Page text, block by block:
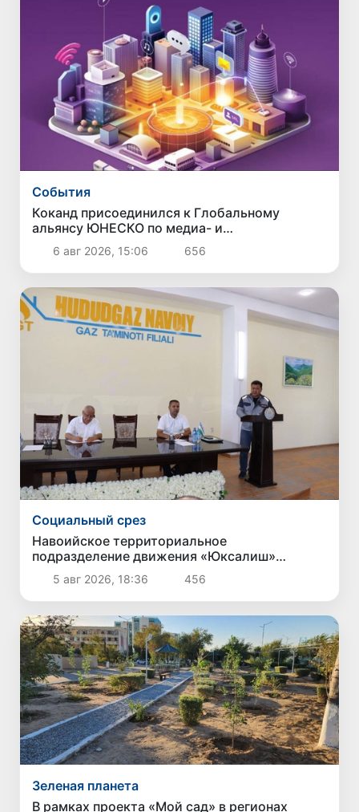
Cобытия
Коканд присоединился к Глобальному
альянсу ЮНЕСКО по медиа- и
информационной грамотности
6 авг 2026, 15:06 656
Социальный срез
Навоийское территориальное
подразделение движения «Юксалиш»
провело общественные слушания по вопросу
обеспечения населения сжиженным газом
5 авг 2026, 18:36 456
Зеленая планета
В рамках проекта «Мой сад» в регионах